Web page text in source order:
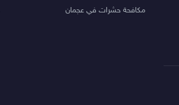
مكافحة حشرات في عجمان